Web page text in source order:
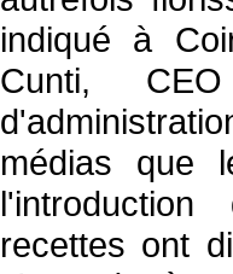
indiqué à
Cunti,
médias que
recettes ont